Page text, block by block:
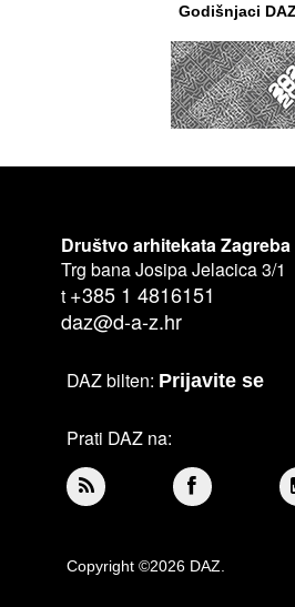
Godišnjaci
Društvo arhitekata Zagreba
Trg bana Josipa Jelacica 3/1
t +385 1 4816151
daz@d-a-z.hr
DAZ bilten: Prijavite se
Prati DAZ na:
Copyright ©2026 DAZ.